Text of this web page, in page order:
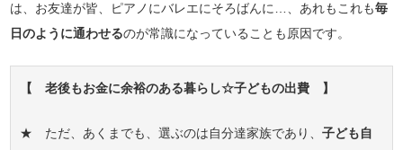
は、お友達が皆、ピアノにバレエにそろばんに…、あれもこれも毎
日のように通わせるのが常識になっていることも原因です。
【 老後もお金に余裕のある暮らし☆子どもの出費 】
★ ただ、あくまでも、選ぶのは自分達家族であり、子ども自